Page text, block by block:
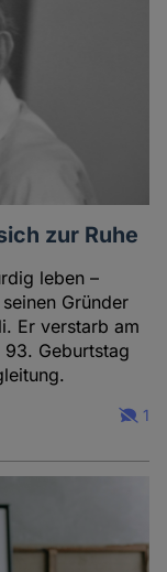
zur Ruhe
leben –
Gründer
Er verstarb am
Geburtstag
1